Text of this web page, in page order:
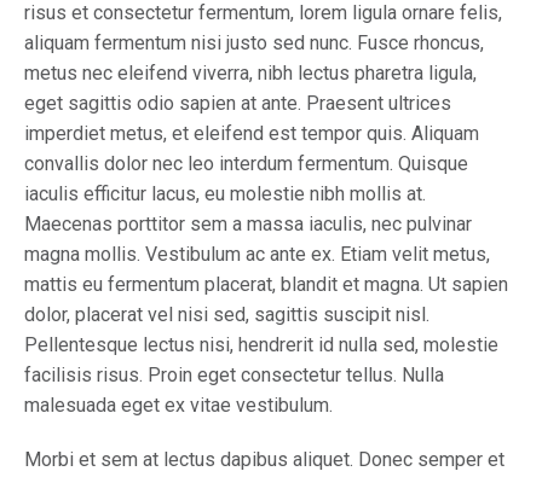
risus et consectetur fermentum, lorem ligula ornare felis,
aliquam fermentum nisi justo sed nunc. Fusce rhoncus,
metus nec eleifend viverra, nibh lectus pharetra ligula,
eget sagittis odio sapien at ante. Praesent ultrices
imperdiet metus, et eleifend est tempor quis. Aliquam
convallis dolor nec leo interdum fermentum. Quisque
iaculis efficitur lacus, eu molestie nibh mollis at.
Maecenas porttitor sem a massa iaculis, nec pulvinar
magna mollis. Vestibulum ac ante ex. Etiam velit metus,
mattis eu fermentum placerat, blandit et magna. Ut sapien
dolor, placerat vel nisi sed, sagittis suscipit nisl.
Pellentesque lectus nisi, hendrerit id nulla sed, molestie
facilisis risus. Proin eget consectetur tellus. Nulla
malesuada eget ex vitae vestibulum.
Morbi et sem at lectus dapibus aliquet. Donec semper et